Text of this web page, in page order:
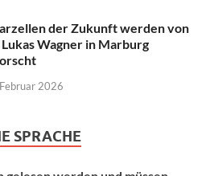
der Zukunft werden von
Wagner in Marburg
2026
SPRACHE